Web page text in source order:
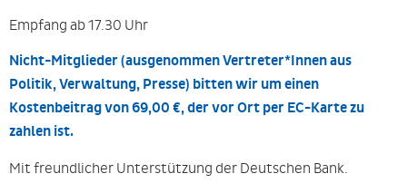
Empfang ab 17.30 Uhr
Nicht-Mitglieder (ausgenommen Vertreter*Innen aus
Politik, Verwaltung, Presse) bitten wir um einen
Kostenbeitrag von 69,00 €, der vor Ort per EC-Karte zu
zahlen ist.
Mit freundlicher Unterstützung der Deutschen Bank.